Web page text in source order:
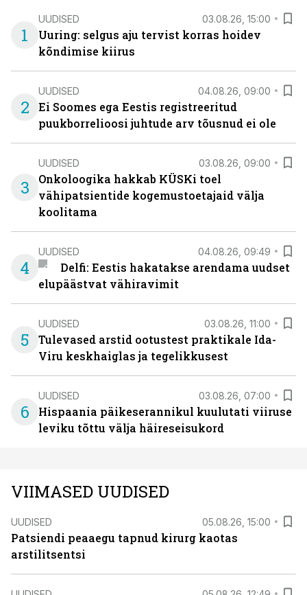
1
UUDISED 03.08.26, 15:00
Uuring: selgus aju tervist korras hoidev
kõndimise kiirus
2
UUDISED 04.08.26, 09:00
Ei Soomes ega Eestis registreeritud
puukborrelioosi juhtude arv tõusnud ei ole
3
UUDISED 03.08.26, 09:00
Onkoloogika hakkab KÜSKi toel
vähipatsientide kogemustoetajaid välja
koolitama
4
UUDISED 04.08.26, 09:49
Delfi: Eestis hakatakse arendama uudset
elupäästvat vähiravimit
5
UUDISED 03.08.26, 11:00
Tulevased arstid ootustest praktikale Ida-
Viru keskhaiglas ja tegelikkusest
6
UUDISED 03.08.26, 07:00
Hispaania päikeserannikul kuulutati viiruse
leviku tõttu välja häireseisukord
VIIMASED UUDISED
UUDISED 05.08.26, 15:00
Patsiendi peaaegu tapnud kirurg kaotas
arstilitsentsi